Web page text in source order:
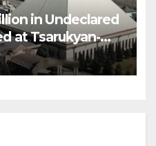
in Undeclared
at Tsarukyan-
Center